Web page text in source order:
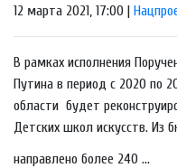
12 марта 2021, 17:00 |
В рамках исполнения
Путина в период с 2020 по
области будет
Детских школ искусств. Из
направлено более 240 ...